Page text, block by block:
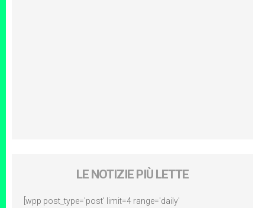
LE NOTIZIE PIÙ LETTE
[wpp post_type='post' limit=4 range='daily'